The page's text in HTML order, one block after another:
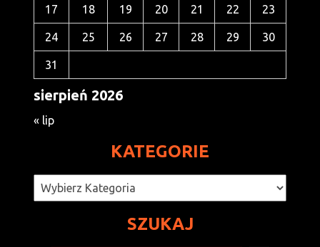
sierpień 2026
17 18 19 20 21 22 23
24 25 26 27 28 29 30
31
« lip
KATEGORIE
Kategorie
SZUKAJ